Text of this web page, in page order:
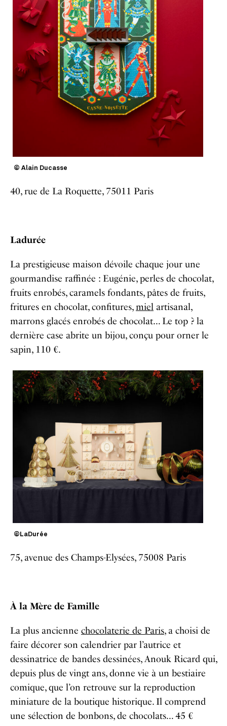
© Alain Ducasse
40, rue de La Roquette, 75011 Paris
Ladurée
La prestigieuse maison dévoile chaque jour une
gourmandise raffinée : Eugénie, perles de chocolat,
fruits enrobés, caramels fondants, pâtes de fruits,
fritures en chocolat, confitures,miel artisanal,
marrons glacés enrobés de chocolat… Le top ? la
dernière case abrite un bijou, conçu pour orner le
sapin, 110 €.
©LaDurée
75, avenue des Champs-Elysées, 75008 Paris
À la Mère de Famille
La plus ancienne chocolaterie de Paris, a choisi de
faire décorer son calendrier par l’autrice et
dessinatrice de bandes dessinées, Anouk Ricard qui,
depuis plus de vingt ans, donne vie à un bestiaire
comique, que l’on retrouve sur la reproduction
miniature de la boutique historique. Il comprend
une sélection de bonbons, de chocolats…45 €